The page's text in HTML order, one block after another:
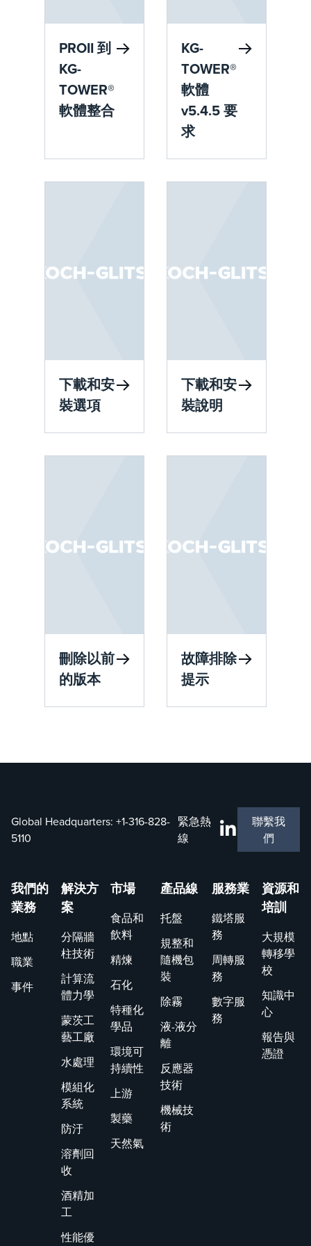
PROII 到
KG-
TOWER®
軟體整合
KG-
TOWER®
軟體
v5.4.5 要
求
下載和安
裝選項
下載和安
裝說明
刪除以前
的版本
故障排除
提示
Global Headquarters: +1-316-828-
5110
緊急熱
線
聯繫我
們
我們的
業務
地點
職業
事件
解決方
案
分隔牆
柱技術
計算流
體力學
蒙茨工
藝工廠
水處理
模組化
系統
防汙
溶劑回
收
酒精加
工
性能優
市場
食品和
飲料
精煉
石化
特種化
學品
環境可
持續性
上游
製藥
天然氣
產品線
托盤
規整和
隨機包
裝
除霧
液-液分
離
反應器
技術
機械技
術
服務業
鐵塔服
務
周轉服
務
數字服
務
資源和
培訓
大規模
轉移學
校
知識中
心
報告與
憑證